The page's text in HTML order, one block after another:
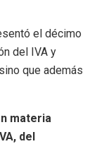
el décimo
del IVA y
que además
materia
del